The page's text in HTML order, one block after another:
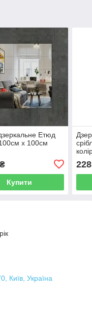
Етюд
х 100см
Купити
228
Київ, Україна